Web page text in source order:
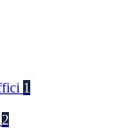
1
2